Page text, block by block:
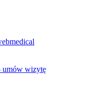
umów wizytę